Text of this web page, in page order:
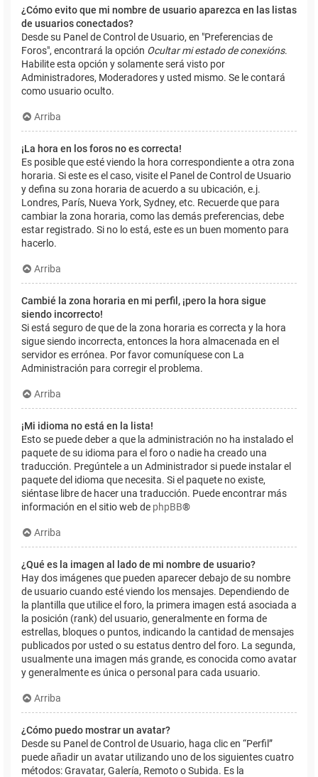
¿Cómo evito que mi nombre de usuario aparezca en las listas
de usuarios conectados?
Desde su Panel de Control de Usuario, en "Preferencias de
Foros", encontrará la opción Ocultar mi estado de conexións.
Habilite esta opción y solamente será visto por
Administradores, Moderadores y usted mismo. Se le contará
como usuario oculto.
Arriba
¡La hora en los foros no es correcta!
Es posible que esté viendo la hora correspondiente a otra zona
horaria. Si este es el caso, visite el Panel de Control de Usuario
y defina su zona horaria de acuerdo a su ubicación, e.j.
Londres, París, Nueva York, Sydney, etc. Recuerde que para
cambiar la zona horaria, como las demás preferencias, debe
estar registrado. Si no lo está, este es un buen momento para
hacerlo.
Arriba
Cambié la zona horaria en mi perfil, ¡pero la hora sigue
siendo incorrecto!
Si está seguro de que de la zona horaria es correcta y la hora
sigue siendo incorrecta, entonces la hora almacenada en el
servidor es errónea. Por favor comuníquese con La
Administración para corregir el problema.
Arriba
¡Mi idioma no está en la lista!
Esto se puede deber a que la administración no ha instalado el
paquete de su idioma para el foro o nadie ha creado una
traducción. Pregúntele a un Administrador si puede instalar el
paquete del idioma que necesita. Si el paquete no existe,
siéntase libre de hacer una traducción. Puede encontrar más
información en el sitio web de phpBB®
Arriba
¿Qué es la imagen al lado de mi nombre de usuario?
Hay dos imágenes que pueden aparecer debajo de su nombre
de usuario cuando esté viendo los mensajes. Dependiendo de
la plantilla que utilice el foro, la primera imagen está asociada a
la posición (rank) del usuario, generalmente en forma de
estrellas, bloques o puntos, indicando la cantidad de mensajes
publicados por usted o su estatus dentro del foro. La segunda,
usualmente una imagen más grande, es conocida como avatar
y generalmente es única o personal para cada usuario.
Arriba
¿Cómo puedo mostrar un avatar?
Desde su Panel de Control de Usuario, haga clic en “Perfil”
puede añadir un avatar utilizando uno de los siguientes cuatro
métodos: Gravatar, Galería, Remoto o Subida. Es la